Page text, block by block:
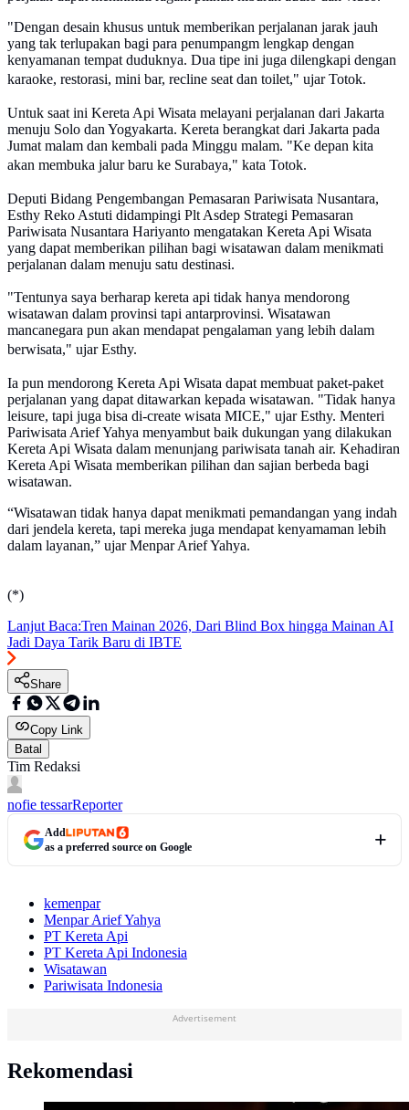
"Dengan desain khusus untuk memberikan perjalanan jarak jauh
yang tak terlupakan bagi para penumpangm lengkap dengan
kenyamanan tempat duduknya. Dua tipe ini juga dilengkapi dengan
karaoke, restorasi, mini bar, recline seat dan toilet," ujar Totok.
Untuk saat ini Kereta Api Wisata melayani perjalanan dari Jakarta
menuju Solo dan Yogyakarta. Kereta berangkat dari Jakarta pada
Jumat malam dan kembali pada Minggu malam. "Ke depan kita
akan membuka jalur baru ke Surabaya," kata Totok.
Deputi Bidang Pengembangan Pemasaran Pariwisata Nusantara,
Esthy Reko Astuti didampingi Plt Asdep Strategi Pemasaran
Pariwisata Nusantara Hariyanto mengatakan Kereta Api Wisata
yang dapat memberikan pilihan bagi wisatawan dalam menikmati
perjalanan dalam menuju satu destinasi.
"Tentunya saya berharap kereta api tidak hanya mendorong
wisatawan dalam provinsi tapi antarprovinsi. Wisatawan
mancanegara pun akan mendapat pengalaman yang lebih dalam
berwisata," ujar Esthy.
Ia pun mendorong Kereta Api Wisata dapat membuat paket-paket
perjalanan yang dapat ditawarkan kepada wisatawan. "Tidak hanya
leisure, tapi juga bisa di-create wisata MICE," ujar Esthy. Menteri
Pariwisata Arief Yahya menyambut baik dukungan yang dilakukan
Kereta Api Wisata dalam menunjang pariwisata tanah air. Kehadiran
Kereta Api Wisata memberikan pilihan dan sajian berbeda bagi
wisatawan.
“Wisatawan tidak hanya dapat menikmati pemandangan yang indah
dari jendela kereta, tapi mereka juga mendapat kenyamaman lebih
dalam layanan,” ujar Menpar Arief Yahya.
(*)
Lanjut Baca:Tren Mainan 2026, Dari Blind Box hingga Mainan AI
Jadi Daya Tarik Baru di IBTE
Share
Copy Link
Batal
Tim Redaksi
nofie tessarReporter
Add
as a preferred source on Google
kemenpar
Menpar Arief Yahya
PT Kereta Api
PT Kereta Api Indonesia
Wisatawan
Pariwisata Indonesia
Advertisement
Rekomendasi